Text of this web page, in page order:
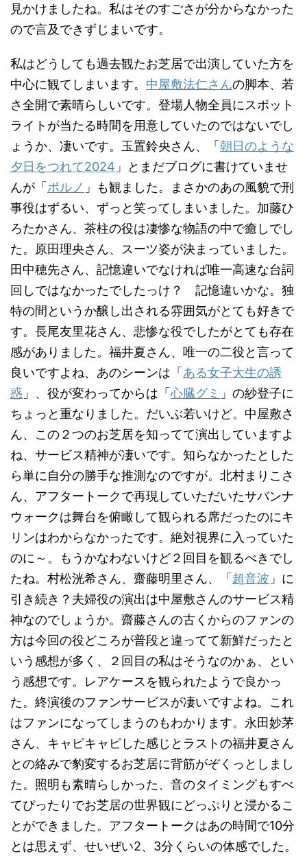
見かけましたね。私はそのすごさが分からなかった
ので言及できずじまいです。
私はどうしても過去観たお芝居で出演していた方を
中心に観てしまいます。 中屋敷法仁さんの脚本、若
さ全開で素晴らしいです。登場人物全員にスポット
ライトが当たる時間を用意していたのではないでし
ょうか、凄いです。玉置鈴央さん、「朝日のような
夕日をつれて2024 」とまだブログに書けていませ
んが「ポルノ 」も観ました。まさかのあの風貌で刑
事役はずるい、ずっと笑ってしまいました。加藤ひ
ろたかさん、茶柱の役は凄惨な物語の中で癒しでし
た。原田理央さん、スーツ姿が決まっていました。
田中穂先さん、記憶違いでなければ唯一高速な台詞
回しではなかったでしたっけ？ 記憶違いかな。独
特の間というか醸し出される雰囲気がとても好きで
す。長尾友里花さん、悲惨な役でしたがとても存在
感がありました。福井夏さん、唯一の二役と言って
良いですよね、あのシーンは「ある女子大生の誘
惑 」、役が変わってからは「心臓グミ 」の紗登子に
ちょっと重なりました。だいぶ若いけど。中屋敷さ
ん、この２つのお芝居を知ってて演出していますよ
ね、サービス精神が凄いです。知らなかったとした
ら単に自分の勝手な推測なのですが。北村まりこさ
ん、アフタートークで再現していただいたサバンナ
ウォークは舞台を俯瞰して観られる席だったのにキ
リンはわからなかったです。絶対視界に入っていた
のに～。もうかなわないけど２回目を観るべきでし
たね。村松洸希さん、齋藤明里さん、「超音波 」に
引き続き？夫婦役の演出は中屋敷さんのサービス精
神なのでしょうか。齋藤さんの古くからのファンの
方は今回の役どころが普段と違ってて新鮮だったと
いう感想が多く、２回目の私はそうなのかぁ、とい
う感想です。レアケースを観られたようで良かっ
た。終演後のファンサービスが凄いですよね。これ
はファンになってしまうのもわかります。永田妙茅
さん、キャピキャピした感じとラストの福井夏さん
との絡みで豹変するお芝居に背筋がぞくっとしまし
た。照明も素晴らしかった、音のタイミングもすべ
てぴったりでお芝居の世界観にどっぷりと浸かるこ
とができました。アフタートークはあの時間で10分
とは思えず、せいぜい2、3分くらいの体感でした。